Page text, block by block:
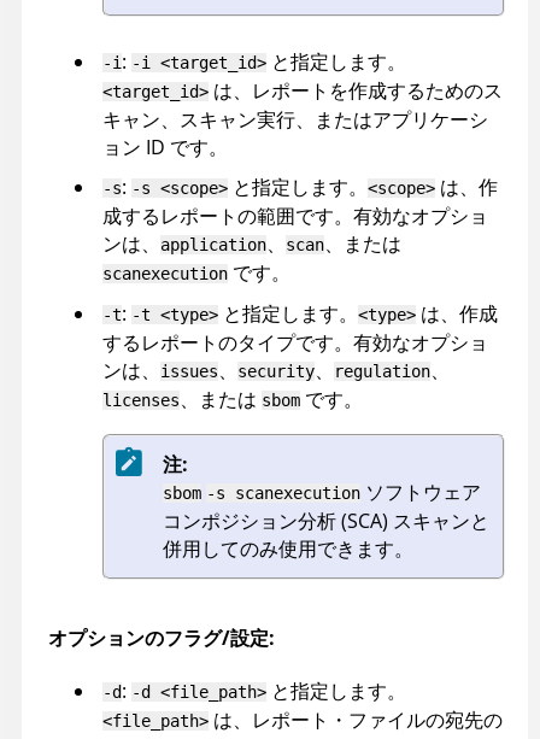
-i : -i <target_id> と指定します。
<target_id> は、レポートを作成するためのス
キャン、スキャン実行、またはアプリケーシ
ョン ID です。
-s: -s <scope> と指定します。 <scope> は、作
成するレポートの範囲です。有効なオプショ
ンは、
application、 scan、または
scanexecution です。
-t: -t <type> と指定します。 <type> は、作成
するレポートのタイプです。有効なオプショ
ンは、
issues、 security、 regulation、
licenses、または sbom です。
注:
sbom -s scanexecution ソフトウェア
コンポジション分析 (SCA) スキャンと
併用してのみ使用できます。
オプションのフラグ/設定:
-d: -d <file_path> と指定します。
<file_path> は、レポート・ファイルの宛先の